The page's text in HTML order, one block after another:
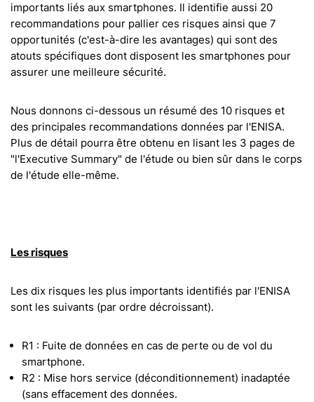
importants liés aux smartphones. Il identifie aussi 20
recommandations pour pallier ces risques ainsi que 7
opportunités (c'est-à-dire les avantages) qui sont des
atouts spécifiques dont disposent les smartphones pour
assurer une meilleure sécurité.
Nous donnons ci-dessous un résumé des 10 risques et
des principales recommandations données par l'ENISA.
Plus de détail pourra être obtenu en lisant les 3 pages de
"l'Executive Summary" de l'étude ou bien sûr dans le corps
de l'étude elle-même.
Les risques
Les dix risques les plus importants identifiés par l'ENISA
sont les suivants (par ordre décroissant).
R1 : Fuite de données en cas de perte ou de vol du
smartphone.
R2 : Mise hors service (déconditionnement) inadaptée
(sans effacement des données.